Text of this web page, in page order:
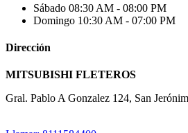
Sábado 08:30 AM - 08:00 PM
Domingo 10:30 AM - 07:00 PM
Dirección
MITSUBISHI FLETEROS
Gral. Pablo A Gonzalez 124, San